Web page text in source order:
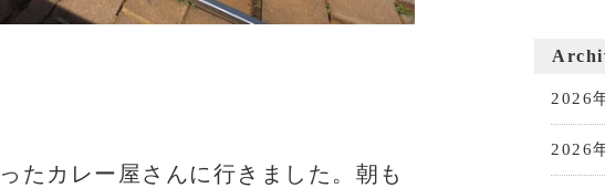
たカレー屋さんに行きました。朝も
2026
2026